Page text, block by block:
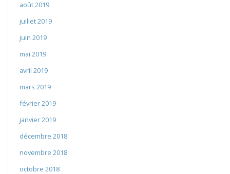
août 2019
juillet 2019
juin 2019
mai 2019
avril 2019
mars 2019
février 2019
janvier 2019
décembre 2018
novembre 2018
octobre 2018